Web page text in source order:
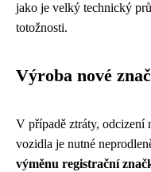
jako je velký technický
totožnosti.
Výroba nové
V případě ztráty, odcizení
vozidla je nutné
výměnu registrační